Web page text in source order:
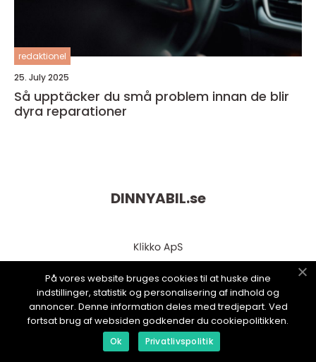
redaktionel
25. July 2025
Så upptäcker du små problem innan de blir
dyra reparationer
DINNYABIL.se
web: www.klikko.dk
På vores website bruges cookies til at huske dine
indstillinger, statistik og personalisering af indhold og
annoncer. Denne information deles med tredjepart. Ved
fortsat brug af websiden godkender du cookiepolitikken.
Ok Privatlivspolitik